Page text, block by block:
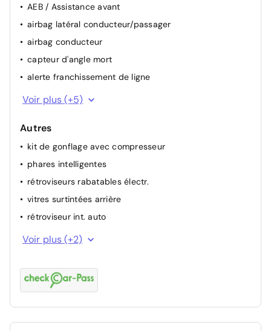
AEB / Assistance avant
airbag latéral conducteur/passager
airbag conducteur
capteur d'angle mort
alerte franchissement de ligne
attention assist (capteur de fatigue)
ESP
airbag passager
ABS
Voir plus (+5)
Autres
kit de gonflage avec compresseur
phares intelligentes
rétroviseurs rabatables électr.
vitres surtintées arrière
rétroviseur int. auto
intérieur semi cuir
Voir plus (+2)